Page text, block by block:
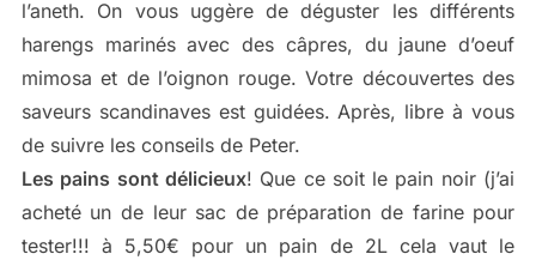
l’aneth. On vous uggère de déguster les différents
harengs marinés avec des câpres, du jaune d’oeuf
mimosa et de l’oignon rouge. Votre découvertes des
saveurs scandinaves est guidées. Après, libre à vous
de suivre les conseils de Peter.
Les pains sont délicieux! Que ce soit le pain noir (j’ai
acheté un de leur sac de préparation de farine pour
tester!!! à 5,50€ pour un pain de 2L cela vaut le